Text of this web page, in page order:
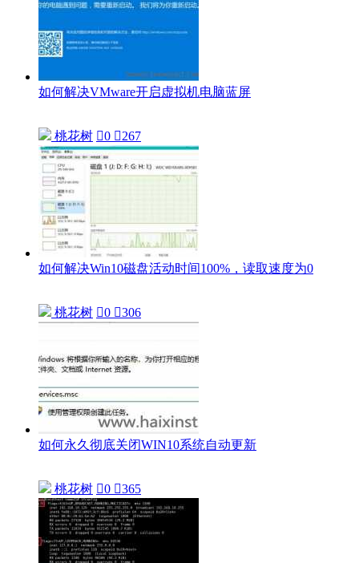
如何解决VMware开启虚拟机电脑蓝屏
桃花树 0 267
如何解决Win10磁盘活动时间100%，读取速度为0
桃花树 0 306
如何永久彻底关闭WIN10系统自动更新
桃花树 0 365